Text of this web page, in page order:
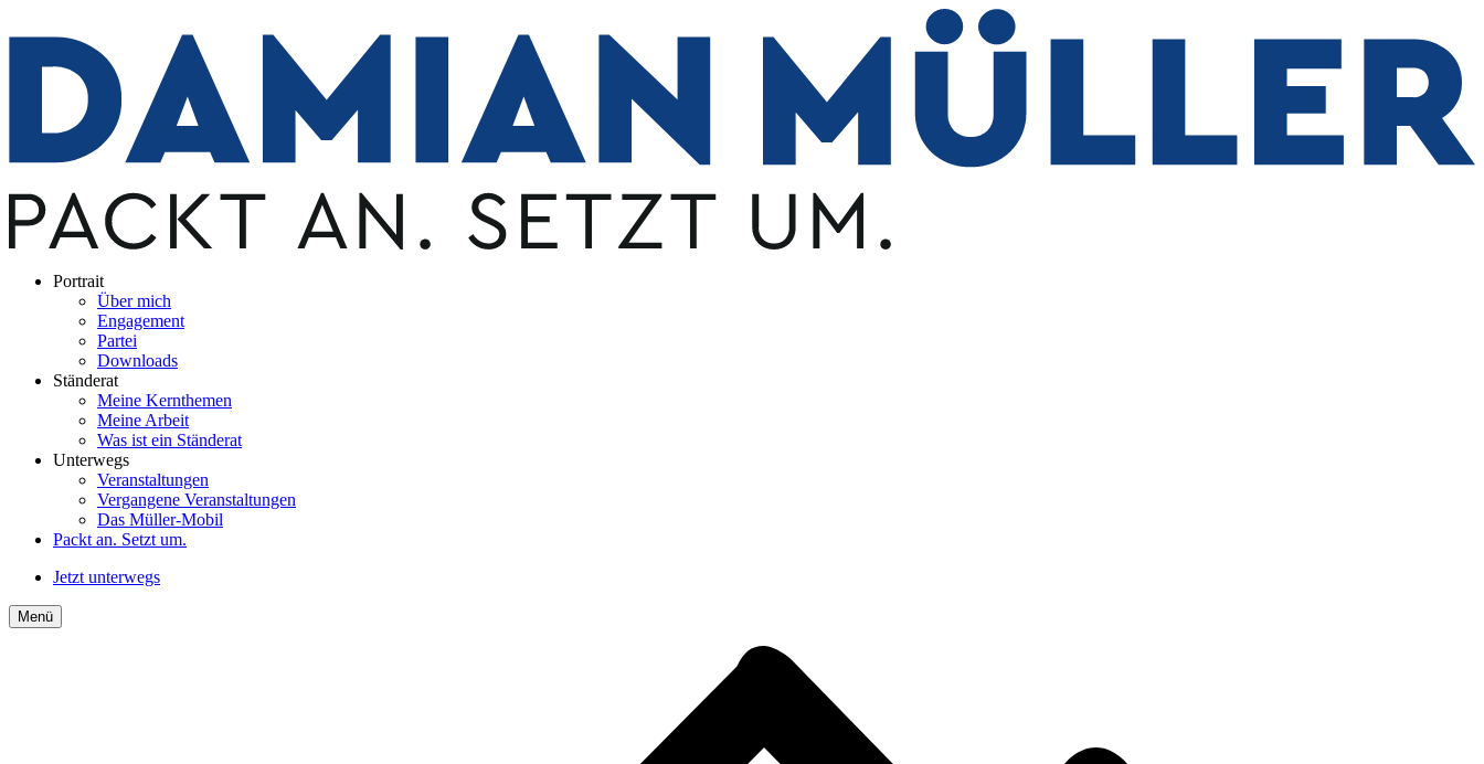
Portrait
Über mich
Engagement
Partei
Downloads
Ständerat
Meine Kernthemen
Meine Arbeit
Was ist ein Ständerat
Unterwegs
Veranstaltungen
Vergangene Veranstaltungen
Das Müller-Mobil
Packt an. Setzt um.
Jetzt unterwegs
Menü